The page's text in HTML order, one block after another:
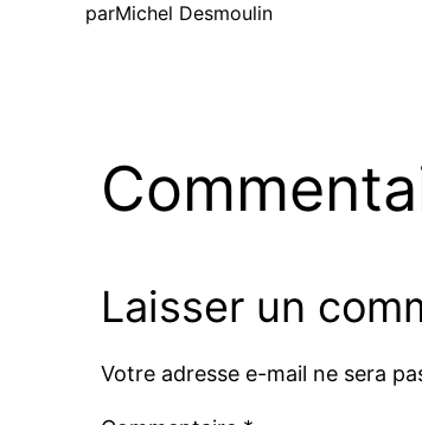
parMichel Desmoulin
Laisser un
Votre adresse e-mail ne sera